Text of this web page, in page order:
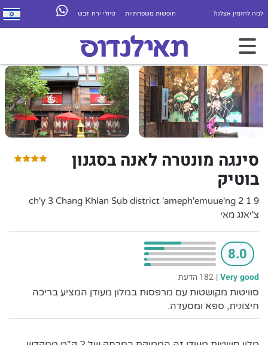
למה להזמין אצלנו? חופשות משפחתיות טיולי ירח דבש
סינגה מונטרה לאנה בסגנון
בוטיק
9 1 2 ch'y 3 Chang Khlan Sub district 'ameph'emuue'ng
צ'יאנג מאי
8.0
Very good
| 182 הדעת
סוויטות מקושטות עם מרפסות במלון מעודן המציע בריכה
חיצונית, ספא ומסעדה.